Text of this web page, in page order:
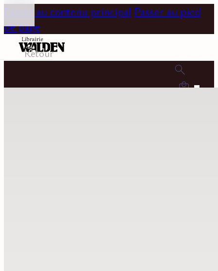
Passer au contenu principal Passer au pied
de page
0
Retour